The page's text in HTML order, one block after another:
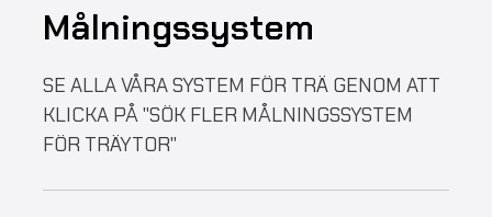
Målningssystem
SE ALLA VÅRA SYSTEM FÖR TRÄ GENOM ATT
KLICKA PÅ "SÖK FLER MÅLNINGSSYSTEM
FÖR TRÄYTOR"